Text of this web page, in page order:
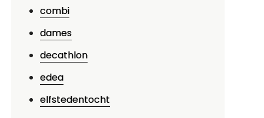
combi
dames
decathlon
edea
elfstedentocht